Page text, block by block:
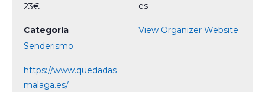
23€
Categoría
Senderismo
https://www.quedadas
malaga.es/
es
View Organizer Website